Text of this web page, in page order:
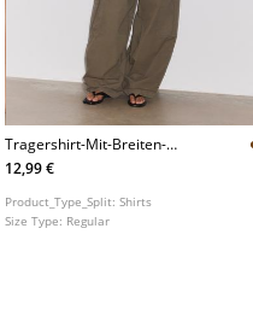
Tragershirt-Mit-Breiten-
Tragern
12,99 €
Product_Type_Split:Shirts
Size Type: Regular